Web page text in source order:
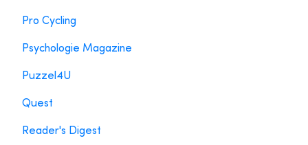
Pro Cycling
Psychologie Magazine
Puzzel4U
Quest
Reader's Digest